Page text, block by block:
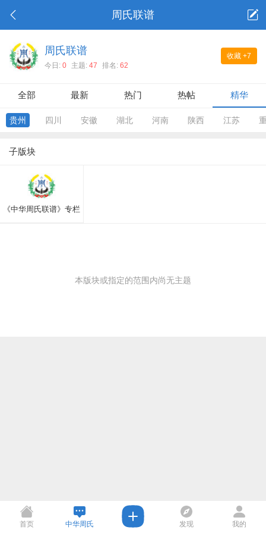
周氏联谱
收藏 +7
周氏联谱
今日: 0 主题: 47 排名: 62
全部 最新 热门 热帖 精华
贵州 四川 安徽 湖北 河南 陕西 江苏
子版块
《中华周氏联谱》专栏
本版块或指定的范围内尚无主题
首页 中华周氏 发现 我的